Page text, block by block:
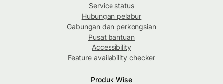
Service status
Hubungan pelabur
Gabungan dan perkongsian
Pusat bantuan
Accessibility
Feature availability checker
Produk Wise